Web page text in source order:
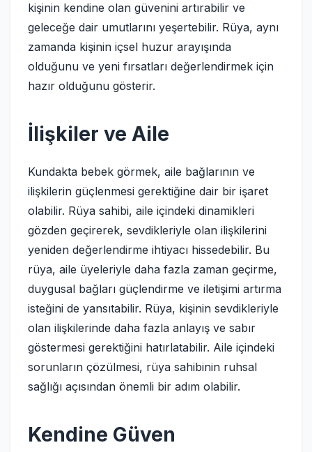
kişinin kendine olan güvenini artırabilir ve
geleceğe dair umutlarını yeşertebilir. Rüya, aynı
zamanda kişinin içsel huzur arayışında
olduğunu ve yeni fırsatları değerlendirmek için
hazır olduğunu gösterir.
İlişkiler ve Aile
Kundakta bebek görmek, aile bağlarının ve
ilişkilerin güçlenmesi gerektiğine dair bir işaret
olabilir. Rüya sahibi, aile içindeki dinamikleri
gözden geçirerek, sevdikleriyle olan ilişkilerini
yeniden değerlendirme ihtiyacı hissedebilir. Bu
rüya, aile üyeleriyle daha fazla zaman geçirme,
duygusal bağları güçlendirme ve iletişimi artırma
isteğini de yansıtabilir. Rüya, kişinin sevdikleriyle
olan ilişkilerinde daha fazla anlayış ve sabır
göstermesi gerektiğini hatırlatabilir. Aile içindeki
sorunların çözülmesi, rüya sahibinin ruhsal
sağlığı açısından önemli bir adım olabilir.
Kendine Güven